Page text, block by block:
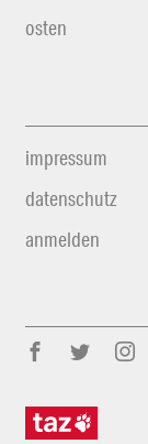
osten
impressum
datenschutz
anmelden